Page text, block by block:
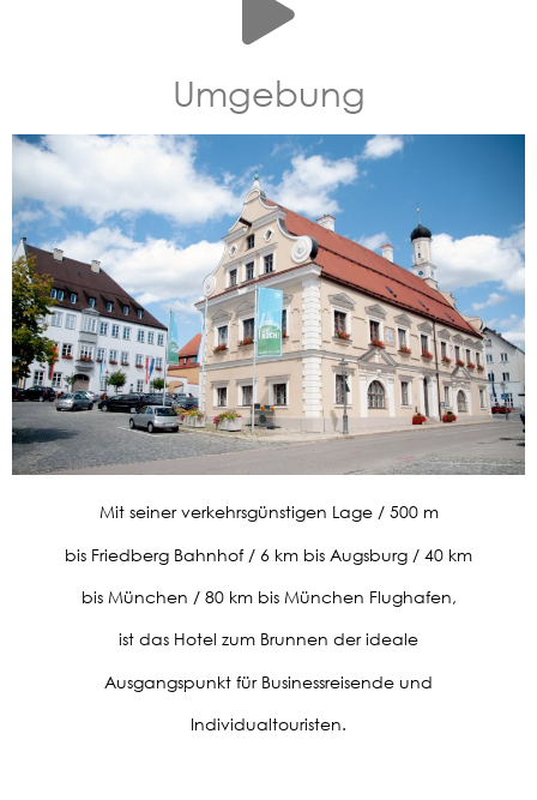
Umgebung
Mit seiner verkehrsgünstigen Lage / 500 m
bis Friedberg Bahnhof / 6 km bis Augsburg / 40 km
bis München / 80 km bis München Flughafen,
ist das Hotel zum Brunnen der ideale
Ausgangspunkt für Businessreisende und
Individualtouristen.